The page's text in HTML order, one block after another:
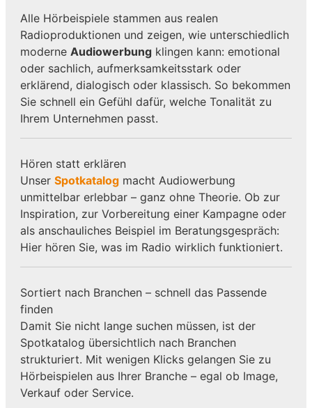
Alle Hörbeispiele stammen aus realen
Radioproduktionen und zeigen, wie unterschiedlich
moderne Audiowerbungklingen kann: emotional
oder sachlich, aufmerksamkeitsstark oder
erklärend, dialogisch oder klassisch. So bekommen
Sie schnell ein Gefühl dafür, welche Tonalität zu
Ihrem Unternehmen passt.
Hören statt erklären
Unser Spotkatalogmacht Audiowerbung
unmittelbar erlebbar – ganz ohne Theorie. Ob zur
Inspiration, zur Vorbereitung einer Kampagne oder
als anschauliches Beispiel im Beratungsgespräch:
Hier hören Sie, was im Radio wirklich funktioniert.
Sortiert nach Branchen – schnell das Passende
finden
Damit Sie nicht lange suchen müssen, ist der
Spotkatalog übersichtlich nach Branchen
strukturiert. Mit wenigen Klicks gelangen Sie zu
Hörbeispielen aus Ihrer Branche – egal ob Image,
Verkauf oder Service.